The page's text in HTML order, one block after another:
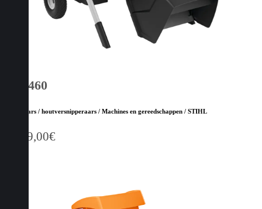
GH 460
Hakselaars / houtversnipperaars / Machines en gereedschappen / STIHL
2.159,00€